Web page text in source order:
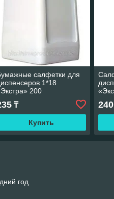
салфетки для
1*18
200
₸
Купить
240
год